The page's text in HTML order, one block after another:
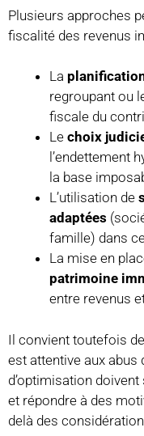
Plusieurs approches
fiscalité des revenus
La
regroupant ou
fiscale du
Le choix
l’endettement
la base
L’utilisation de
adaptées
famille) dans
La mise en
patrimoine
entre revenus
Il convient toutefois
est attentive aux abus
d’optimisation
et répondre à des
delà des